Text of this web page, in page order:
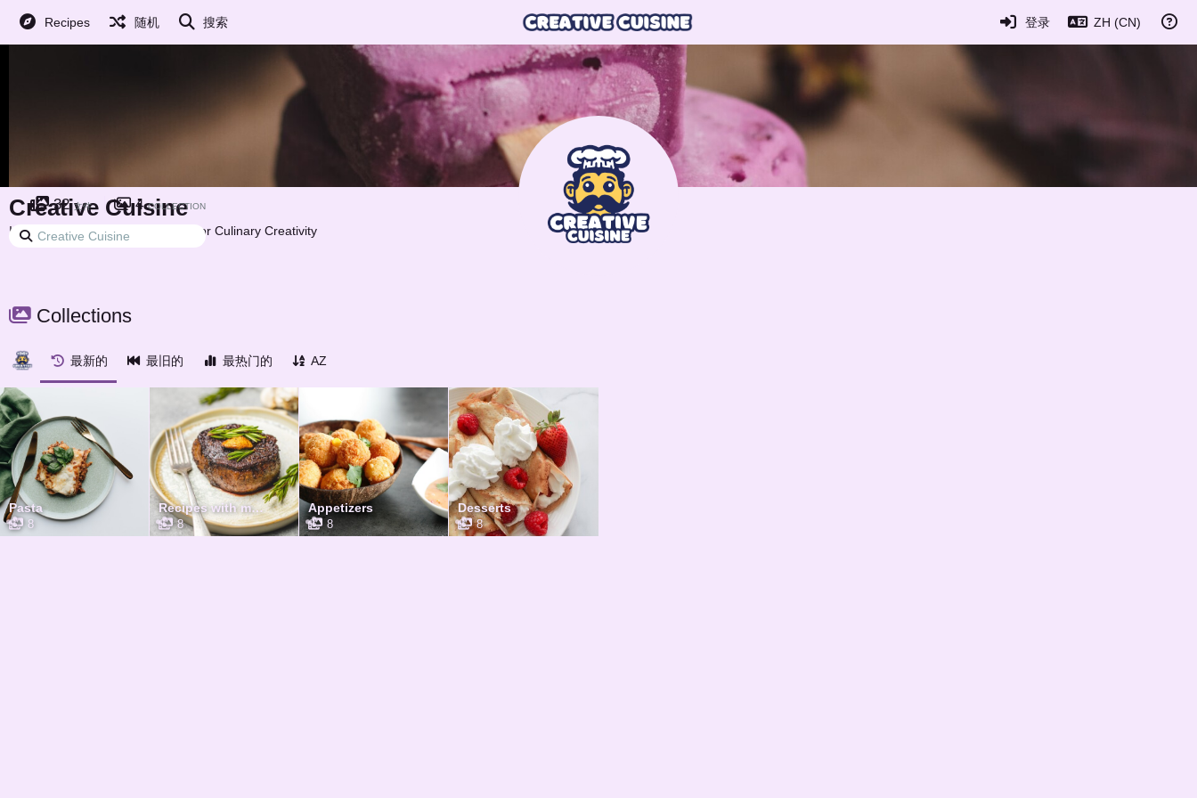
Recipes 随机 搜索 登录 ZH (CN)
Creative Cuisine
Inspiring and Innovative Recipes for Culinary Creativity
32 文件 4 COLLECTION
Collections
最新的 最旧的 最热门的 AZ
Pasta
8
Recipes with meat
8
Appetizers
8
Desserts
8